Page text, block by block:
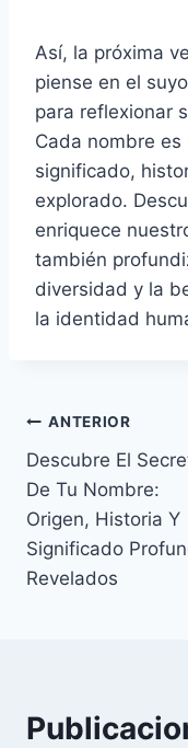
Así, la próxima
piense en el
para reflexionar
Cada nombre
significado,
explorado.
enriquece
también
diversidad y la
la identidad
Navegación
de
entradas
ANTERIOR
Descubre El
De Tu Nombre:
Origen, Historia Y
Significado
Revelados